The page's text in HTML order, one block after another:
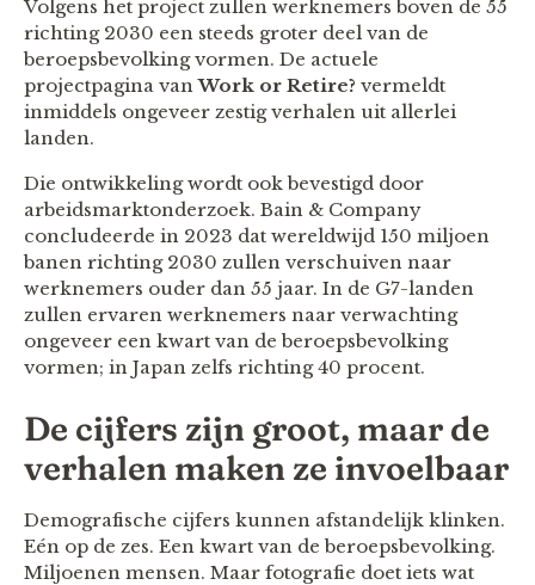
Volgens het project zullen werknemers boven de 55
richting 2030 een steeds groter deel van de
beroepsbevolking vormen. De actuele
projectpagina vanWork or Retire? vermeldt
inmiddels ongeveer zestig verhalen uit allerlei
landen.
Die ontwikkeling wordt ook bevestigd door
arbeidsmarktonderzoek. Bain & Company
concludeerde in 2023 dat wereldwijd 150 miljoen
banen richting 2030 zullen verschuiven naar
werknemers ouder dan 55 jaar. In de G7-landen
zullen ervaren werknemers naar verwachting
ongeveer een kwart van de beroepsbevolking
vormen; in Japan zelfs richting 40 procent.
De cijfers zijn groot, maar de
verhalen maken ze invoelbaar
Demografische cijfers kunnen afstandelijk klinken.
Eén op de zes. Een kwart van de beroepsbevolking.
Miljoenen mensen. Maar fotografie doet iets wat